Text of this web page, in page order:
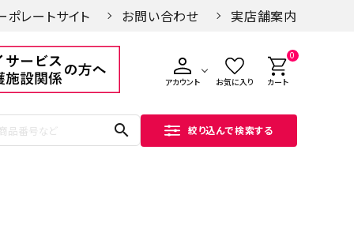
ポレートサイト お問い合わせ 実店舗案内
アカウント お気に入り
0
カート
search 絞り込んで検索する